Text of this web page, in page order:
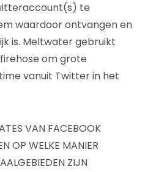
te
waardoor ontvangen en
is. Meltwater gebruikt
om grote
vanuit Twitter in het
VAN FACEBOOK
OP WELKE MANIER
ZIJN